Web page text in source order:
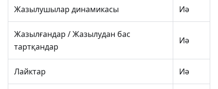
Жазылушылар динамикасы Иә
Жазылғандар / Жазылудан бас
тартқандар
Иә
Лайктар Иә